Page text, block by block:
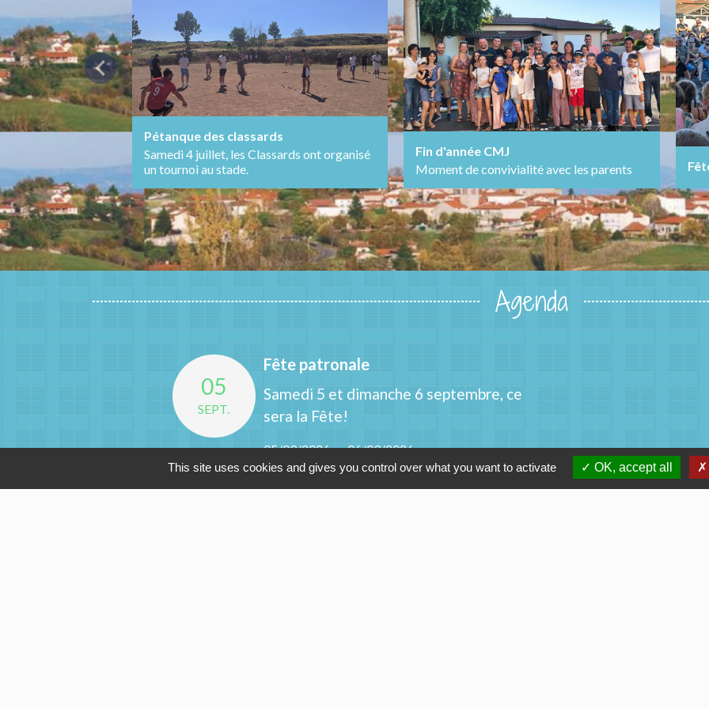
Pétanque des classards
Samedi 4 juillet, les Classards ont organisé
un tournoi au stade.
Fin d'année CMJ
Moment de convivialité avec les parents
chevron_left
Agenda
05
SEPT.
Fête patronale
Samedi 5 et dimanche 6 septembre, ce
sera la Fête!
05/09/2026 au 06/09/2026
This site uses cookies and gives you control over what you want to activate OK, accept all